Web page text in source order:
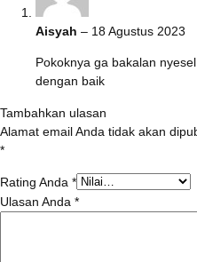
Aisyah – 18 Agustus 2023
Pokoknya ga bakalan
dengan baik
Tambahkan ulasan
Alamat email Anda tidak akan
*
Rating Anda *
Ulasan Anda *